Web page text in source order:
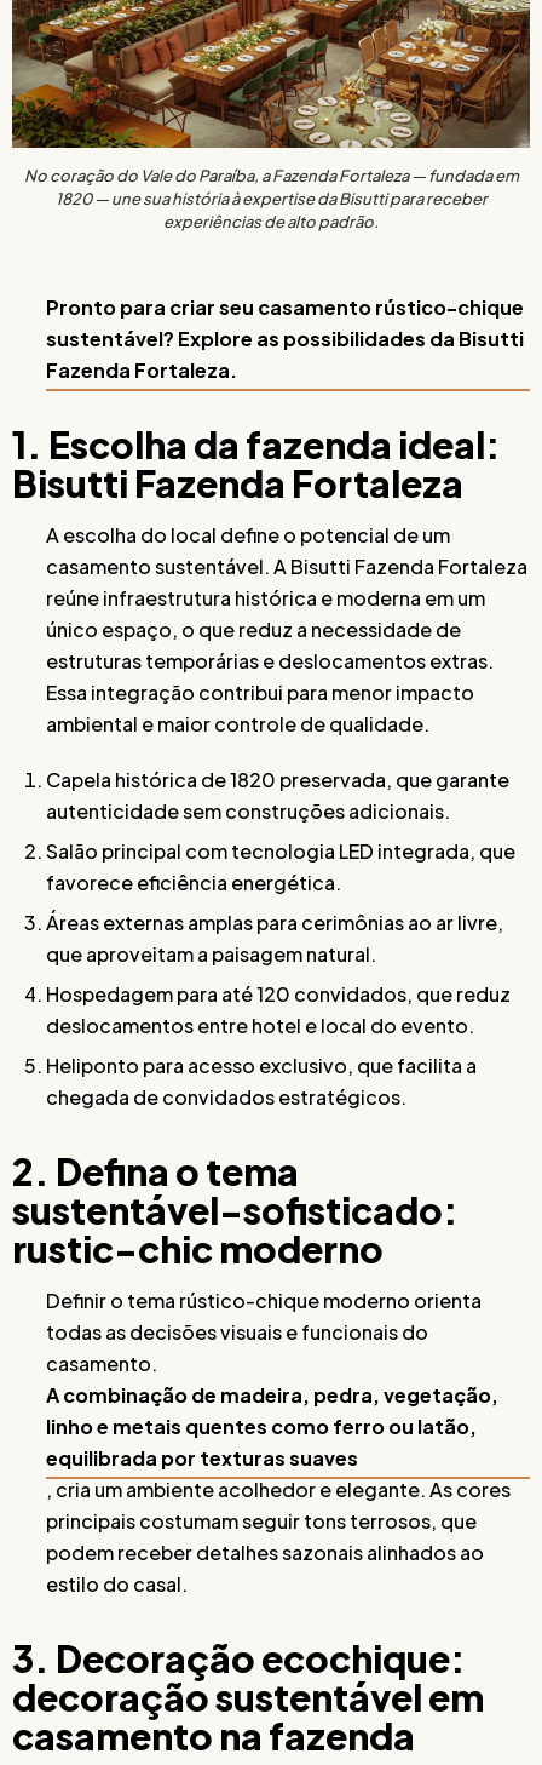
No coração do Vale do Paraíba, a Fazenda Fortaleza — fundada em
1820 — une sua história à expertise da Bisutti para receber
experiências de alto padrão.
Pronto para criar seu casamento rústico-chique
sustentável? Explore as possibilidades da Bisutti
Fazenda Fortaleza.
1. Escolha da fazenda ideal:
Bisutti Fazenda Fortaleza
A escolha do local define o potencial de um
casamento sustentável. A Bisutti Fazenda Fortaleza
reúne infraestrutura histórica e moderna em um
único espaço, o que reduz a necessidade de
estruturas temporárias e deslocamentos extras.
Essa integração contribui para menor impacto
ambiental e maior controle de qualidade.
Capela histórica de 1820 preservada, que garante
autenticidade sem construções adicionais.
Salão principal com tecnologia LED integrada, que
favorece eficiência energética.
Áreas externas amplas para cerimônias ao ar livre,
que aproveitam a paisagem natural.
Hospedagem para até 120 convidados, que reduz
deslocamentos entre hotel e local do evento.
Heliponto para acesso exclusivo, que facilita a
chegada de convidados estratégicos.
2. Defina o tema
sustentável-sofisticado:
rustic-chic moderno
Definir o tema rústico-chique moderno orienta
todas as decisões visuais e funcionais do
casamento.
A combinação de madeira, pedra, vegetação,
linho e metais quentes como ferro ou latão,
equilibrada por texturas suaves
, cria um ambiente acolhedor e elegante. As cores
principais costumam seguir tons terrosos, que
podem receber detalhes sazonais alinhados ao
estilo do casal.
3. Decoração ecochique:
decoração sustentável em
casamento na fazenda